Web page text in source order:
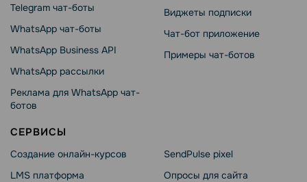
Telegram чат-боты
WhatsApp чат-боты
WhatsApp Business API
WhatsApp рассылки
Реклама для WhatsApp чат-
ботов
Виджеты подписки
Чат-бот приложение
Примеры чат-ботов
СЕРВИСЫ
Создание онлайн-курсов
LMS платформа
SendPulse pixel
Опросы для сайта